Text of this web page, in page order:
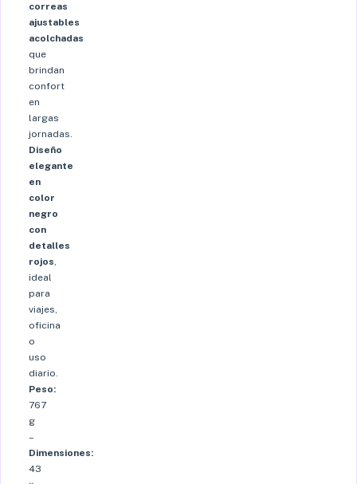
correas
ajustables
acolchadas
que
brindan
confort
en
largas
jornadas.
Diseño
elegante
en
color
negro
con
detalles
rojos,
ideal
para
viajes,
oficina
o
uso
diario.
Peso:
767
g
–
Dimensiones:
43